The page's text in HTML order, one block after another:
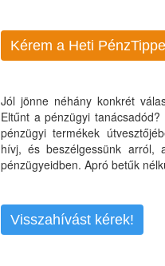
Kérem a Heti
Jól jönne néhány konkrét
Eltűnt a pénzügyi
pénzügyi termékek
hívj, és beszélgessünk arról,
pénzügyeidben. Apró betűk
Visszahívást kérek!